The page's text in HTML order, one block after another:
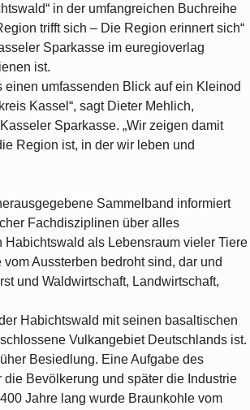
in der umfangreichen Buchreihe
trifft sich – Die Region erinnert sich“
Sparkasse im euregioverlag
ist.
einen umfassenden Blick auf ein Kleinod
Kassel“, sagt Dieter Mehlich,
Sparkasse. „Wir zeigen damit
Region ist, in der wir leben und
Sammelband informiert
Fachdisziplinen über alles
Habichtswald als Lebensraum vieler Tiere
Aussterben bedroht sind, dar und
und Waldwirtschaft, Landwirtschaft,
Habichtswald mit seinen basaltischen
Vulkangebiet Deutschlands ist.
Besiedlung. Eine Aufgabe des
die Bevölkerung und später die Industrie
Jahre lang wurde Braunkohle vom